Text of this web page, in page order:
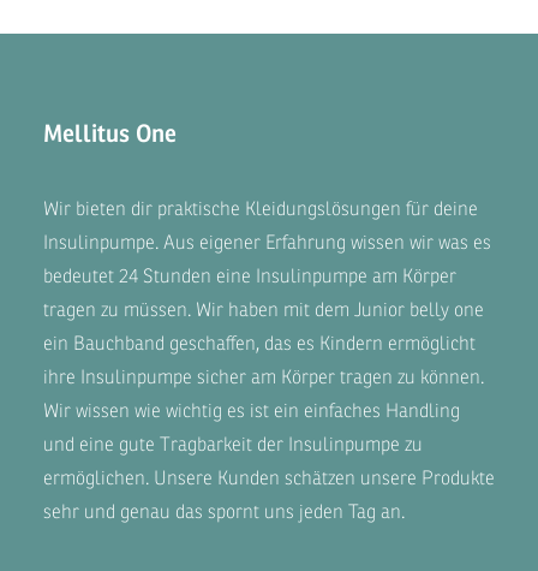
Mellitus One
Wir bieten dir praktische Kleidungslösungen für deine
Insulinpumpe. Aus eigener Erfahrung wissen wir was es
bedeutet 24 Stunden eine Insulinpumpe am Körper
tragen zu müssen. Wir haben mit dem Junior belly one
ein Bauchband geschaffen, das es Kindern ermöglicht
ihre Insulinpumpe sicher am Körper tragen zu können.
Wir wissen wie wichtig es ist ein einfaches Handling
und eine gute Tragbarkeit der Insulinpumpe zu
ermöglichen. Unsere Kunden schätzen unsere Produkte
sehr und genau das spornt uns jeden Tag an.